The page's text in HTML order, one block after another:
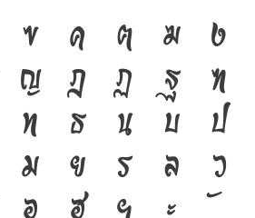
ฃ ค ฅ ฆ ง
ญ ฎ ฏ ฐ ฑ
ท ธ น บ ป
ม ย ร ล ว